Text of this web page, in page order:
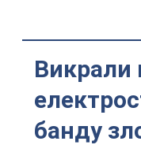
Викрали
банду